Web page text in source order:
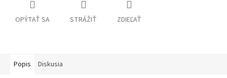
OPÝTAŤ SA STRÁŽIŤ ZDIEĽAŤ
Popis Diskusia